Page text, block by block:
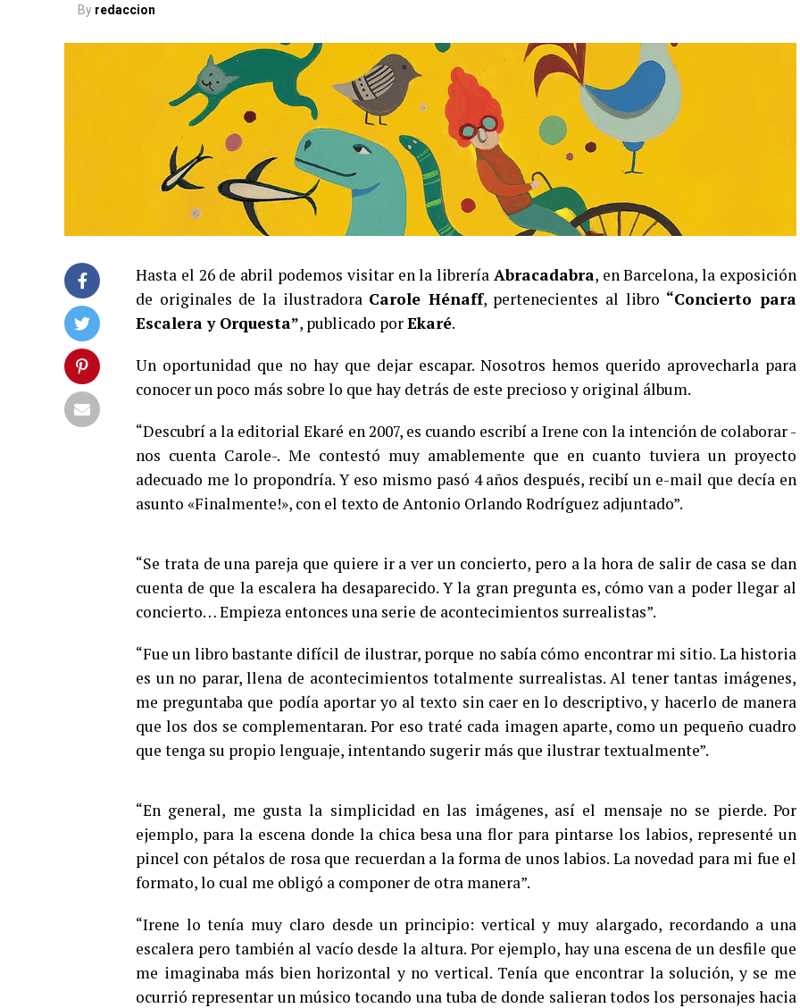
By redaccion
Hasta el 26 de abril podemos visitar en la librería Abracadabra, en Barcelona, la exposición
de originales de la ilustradora Carole Hénaff, pertenecientes al libro “Concierto para
Escalera y Orquesta”, publicado porEkaré.
Un oportunidad que no hay que dejar escapar. Nosotros hemos querido aprovecharla para
conocer un poco más sobre lo que hay detrás de este precioso y original álbum.
“Descubrí a la editorial Ekaré en 2007, es cuando escribí a Irene con la intención de colaborar -
nos cuenta Carole-. Me contestó muy amablemente que en cuanto tuviera un proyecto
adecuado me lo propondría. Y eso mismo pasó 4 años después, recibí un e-mail que decía en
asunto «Finalmente!», con el texto de Antonio Orlando Rodríguez adjuntado”.
“Se trata de una pareja que quiere ir a ver un concierto, pero a la hora de salir de casa se dan
cuenta de que la escalera ha desaparecido. Y la gran pregunta es, cómo van a poder llegar al
concierto… Empieza entonces una serie de acontecimientos surrealistas”.
“Fue un libro bastante difícil de ilustrar, porque no sabía cómo encontrar mi sitio. La historia
es un no parar, llena de acontecimientos totalmente surrealistas. Al tener tantas imágenes,
me preguntaba que podía aportar yo al texto sin caer en lo descriptivo, y hacerlo de manera
que los dos se complementaran. Por eso traté cada imagen aparte, como un pequeño cuadro
que tenga su propio lenguaje, intentando sugerir más que ilustrar textualmente”.
“En general, me gusta la simplicidad en las imágenes, así el mensaje no se pierde. Por
ejemplo, para la escena donde la chica besa una flor para pintarse los labios, representé un
pincel con pétalos de rosa que recuerdan a la forma de unos labios. La novedad para mi fue el
formato, lo cual me obligó a componer de otra manera”.
“Irene lo tenía muy claro desde un principio: vertical y muy alargado, recordando a una
escalera pero también al vacío desde la altura. Por ejemplo, hay una escena de un desfile que
me imaginaba más bien horizontal y no vertical. Tenía que encontrar la solución, y se me
ocurrió representar un músico tocando una tuba de donde salieran todos los personajes hacia